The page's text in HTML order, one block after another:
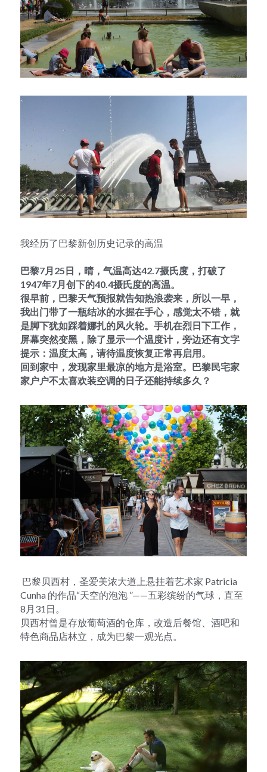
我经历了巴黎新创历史记录的高温
巴黎7月25日，晴，气温高达42.7摄氏度，打破了
1947年7月创下的40.4摄氏度的高温。
很早前，巴黎天气预报就告知热浪袭来，所以一早，
我出门带了一瓶结冰的水握在手心，感觉太不错，就
是脚下犹如踩着娜扎的风火轮。手机在烈日下工作，
屏幕突然变黑，除了显示一个温度计，旁边还有文字
提示：温度太高，请待温度恢复正常再启用。
回到家中，发现家里最凉的地方是浴室。巴黎民宅家
家户户不太喜欢装空调的日子还能持续多久？
Cunha 的作品“天空的泡泡 ”——五彩缤纷的气球，直至
8月31日。
贝西村曾是存放葡萄酒的仓库，改造后餐馆、酒吧和
特色商品店林立，成为巴黎一观光点。